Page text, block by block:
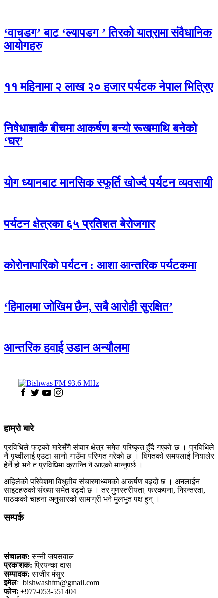
‘वाचडग’ बाट ‘ल्यापडग ’ तिरको यात्रामा संवैधानिक
आयोगहरु
११ महिनामा २ लाख २० हजार पर्यटक नेपाल भित्रिए
निषेधाज्ञाकै बीचमा आकर्षण बन्यो रूखमाथि बनेको
‘घर’
योग ध्यानबाट मानसिक स्फूर्ति खोज्दै पर्यटन व्यवसायी
पर्यटन क्षेत्रका ६५ प्रतिशत बेरोजगार
कोरोनापारिको पर्यटन : आशा आन्तरिक पर्यटकमा
‘हिमालमा जोखिम छैन, सबै आरोही सुरक्षित’
आन्तरिक हवाई उडान अन्यौलमा
हाम्रो बारे
प्रविधिले फड्को मारेसँगै संचार क्षेत्र समेत परिष्कृत हुँदै गएको छ । प्रविधिले
नै पृथ्वीलाई एउटा सानो गाउँमा परिणत गरेको छ । विगतको समयलाई नियालेर
हेर्ने हो भने त प्रविधिमा क्रान्ति नै आएको मान्नुपर्छ ।
अहिलेको परिवेशमा विधुतीय संचारमाध्यमको आकर्षण बढ्दो छ । अनलाईन
साइटहरुको संख्या समेत बढ्दो छ । तर गुणस्तरीयता, फरकपना, निरन्तरता,
पाठकको चाहना अनुसारको सामाग्री भने मुलभुत पक्ष हुन् ।
सम्पर्क
संचालक: सन्नी जयसवाल
प्रकाशक: प्रियन्का दास
सम्पादक: साजीर मंसुर
इमेलः bishwashfm@gmail.com
फोनः +977-053-551404